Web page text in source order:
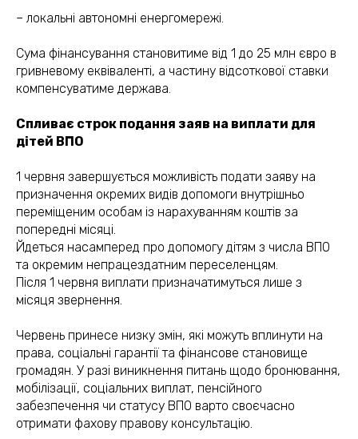
– локальні автономні енергомережі.
Сума фінансування становитиме від 1 до 25 млн євро в
гривневому еквіваленті, а частину відсоткової ставки
компенсуватиме держава.
Спливає строк подання заяв на виплати для
дітей ВПО
1 червня завершується можливість подати заяву на
призначення окремих видів допомоги внутрішньо
переміщеним особам із нарахуванням коштів за
попередні місяці.
Йдеться насамперед про допомогу дітям з числа ВПО
та окремим непрацездатним переселенцям.
Після 1 червня виплати призначатимуться лише з
місяця звернення.
Червень принесе низку змін, які можуть вплинути на
права, соціальні гарантії та фінансове становище
громадян. У разі виникнення питань щодо бронювання,
мобілізації, соціальних виплат, пенсійного
забезпечення чи статусу ВПО варто своєчасно
отримати фахову правову консультацію.
Політика конфіденційності
jur.kiev.ua@gmail.com